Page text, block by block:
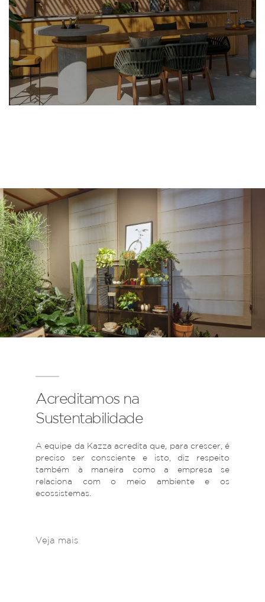
Acreditamos na
Sustentabilidade
A equipe da Kazza acredita que, para crescer, é
preciso ser consciente e isto, diz respeito
também à maneira como a empresa se
relaciona com o meio ambiente e os
ecossistemas.
Veja mais